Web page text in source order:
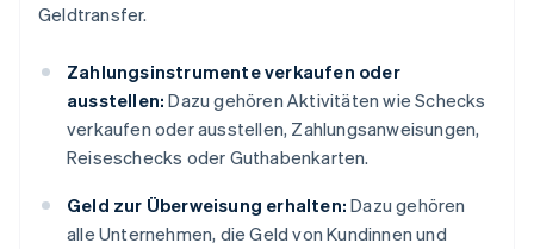
Geldtransfer.
Zahlungsinstrumente verkaufen oder
ausstellen: Dazu gehören Aktivitäten wie Schecks
verkaufen oder ausstellen, Zahlungsanweisungen,
Reiseschecks oder Guthabenkarten.
Geld zur Überweisung erhalten: Dazu gehören
alle Unternehmen, die Geld von Kundinnen und